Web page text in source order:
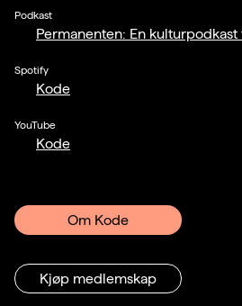
Podkast
Permanenten: En kulturpodkast
Spotify
Kode
YouTube
Kode
Om Kode
Kjøp medlemskap